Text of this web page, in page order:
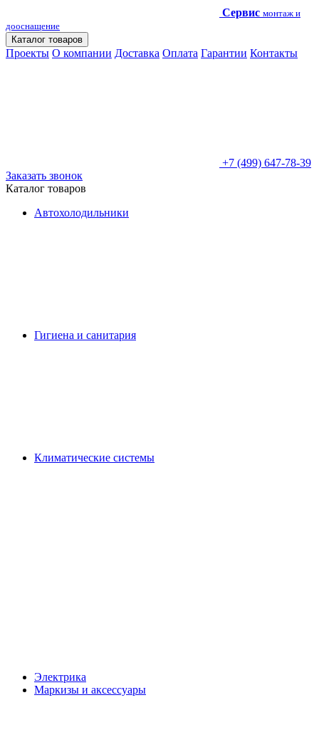
Сервис монтаж и
дооснащение
Каталог товаров
Проекты О компании Доставка Оплата Гарантии Контакты
+7 (499) 647-78-39
Заказать звонок
Каталог товаров
Автохолодильники
Гигиена и санитария
Климатические системы
Электрика
Маркизы и аксессуары